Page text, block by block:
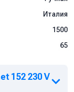
Италия
1500
65
152 230 V